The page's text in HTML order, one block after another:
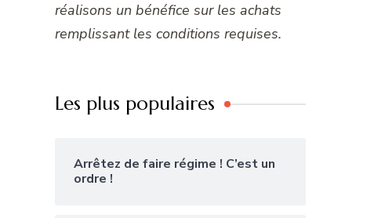
réalisons un bénéfice sur les achats
remplissant les conditions requises.
Les plus populaires
Arrêtez de faire régime ! C’est un
ordre !